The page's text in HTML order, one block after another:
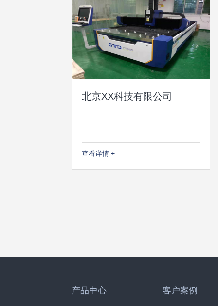
北京XX科技有限公司
查看详情 +
产品中心 客户案例